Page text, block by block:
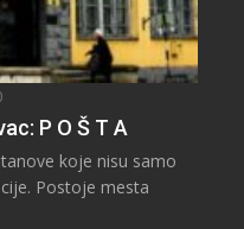
P O Š T A
koje nisu samo
Postoje mesta